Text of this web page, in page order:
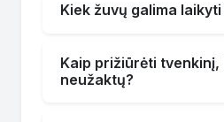
Kiek žuvų galima
Kaip prižiūrėti tvenkinį,
neužaktų?